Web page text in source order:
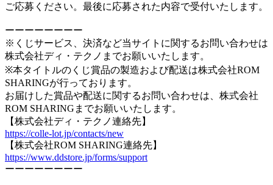
ご応募ください。最後に応募された内容で受付いたします。
ーーーーーーーー
※くじサービス、決済など当サイトに関するお問い合わせは
株式会社ディ・テクノまでお願いいたします。
※本タイトルのくじ賞品の製造および配送は株式会社ROM
SHARINGが行っております。
お届けした賞品や配送に関するお問い合わせは、株式会社
ROM SHARINGまでお願いいたします。
【株式会社ディ・テクノ連絡先】
https://colle-lot.jp/contacts/new
【株式会社ROM SHARING連絡先】
https://www.ddstore.jp/forms/support
ーーーーーーーー